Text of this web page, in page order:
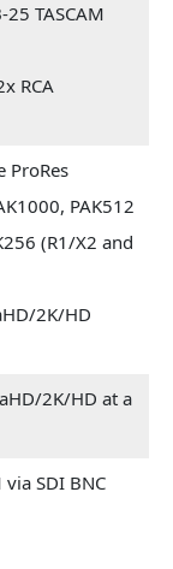
TASCAM
RCA
ProRes
PAK512
(R1/X2 and
2K/HD
2K/HD at a
via SDI BNC